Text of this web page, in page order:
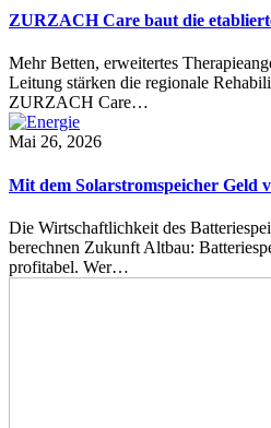
ZURZACH Care baut die
Mehr Betten, erweitertes
Leitung stärken die regionale
ZURZACH Care…
Mai 26, 2026
Mit dem Solarstromspeicher Geld
Die Wirtschaftlichkeit des
berechnen Zukunft Altbau:
profitabel. Wer…